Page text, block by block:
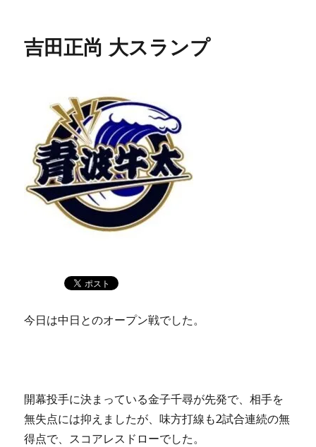
吉田正尚 大スランプ
今日は中日とのオープン戦でした。
開幕投手に決まっている金子千尋が先発で、相手を
無失点には抑えましたが、味方打線も2試合連続の無
得点で、スコアレスドローでした。